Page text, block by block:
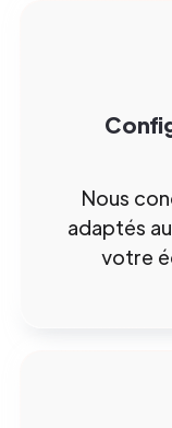
Nous
adaptés
votre